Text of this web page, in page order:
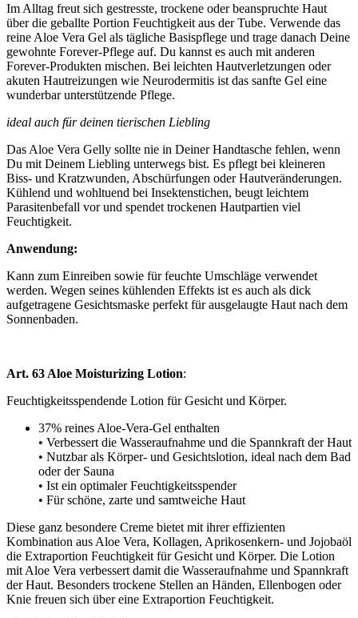
Im Alltag freut sich gestresste, trockene oder beanspruchte Haut
über die geballte Portion Feuchtigkeit aus der Tube. Verwende das
reine Aloe Vera Gel als tägliche Basispflege und trage danach Deine
gewohnte Forever-Pflege auf. Du kannst es auch mit anderen
Forever-Produkten mischen. Bei leichten Hautverletzungen oder
akuten Hautreizungen wie Neurodermitis ist das sanfte Gel eine
wunderbar unterstützende Pflege.
ideal auch für deinen tierischen Liebling
Das Aloe Vera Gelly sollte nie in Deiner Handtasche fehlen, wenn
Du mit Deinem Liebling unterwegs bist. Es pflegt bei kleineren
Biss- und Kratzwunden, Abschürfungen oder Hautveränderungen.
Kühlend und wohltuend bei Insektenstichen, beugt leichtem
Parasitenbefall vor und spendet trockenen Hautpartien viel
Feuchtigkeit.
Anwendung:
Kann zum Einreiben sowie für feuchte Umschläge verwendet
werden. Wegen seines kühlenden Effekts ist es auch als dick
aufgetragene Gesichtsmaske perfekt für ausgelaugte Haut nach dem
Sonnenbaden.
Art. 63 Aloe Moisturizing Lotion:
Feuchtigkeitsspendende Lotion für Gesicht und Körper.
37% reines Aloe-Vera-Gel enthalten
• Verbessert die Wasseraufnahme und die Spannkraft der Haut
• Nutzbar als Körper- und Gesichtslotion, ideal nach dem Bad
oder der Sauna
• Ist ein optimaler Feuchtigkeitsspender
• Für schöne, zarte und samtweiche Haut
Diese ganz besondere Creme bietet mit ihrer effizienten
Kombination aus Aloe Vera, Kollagen, Aprikosenkern- und Jojobaöl
die Extraportion Feuchtigkeit für Gesicht und Körper. Die Lotion
mit Aloe Vera verbessert damit die Wasseraufnahme und Spannkraft
der Haut. Besonders trockene Stellen an Händen, Ellenbogen oder
Knie freuen sich über eine Extraportion Feuchtigkeit.